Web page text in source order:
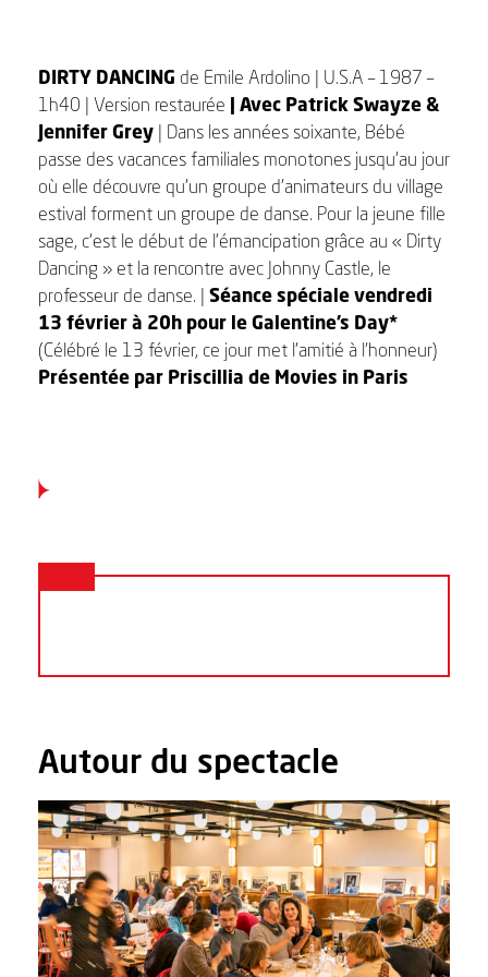
DIRTY DANCING de Emile Ardolino | U.S.A – 1987 –
1h40 | Version restaurée | Avec Patrick Swayze &
Jennifer Grey | Dans les années soixante, Bébé
passe des vacances familiales monotones jusqu’au jour
où elle découvre qu’un groupe d’animateurs du village
estival forment un groupe de danse. Pour la jeune fille
sage, c’est le début de l’émancipation grâce au « Dirty
Dancing » et la rencontre avec Johnny Castle, le
professeur de danse. | Séance spéciale vendredi
13 février à 20h pour le Galentine’s Day*
(Célébré le 13 février, ce jour met l’amitié à l’honneur)
Présentée par Priscillia de Movies in Paris
Autour du spectacle